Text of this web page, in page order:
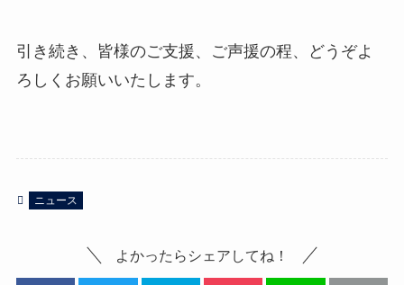
引き続き、皆様のご支援、ご声援の程、どうぞよ
ろしくお願いいたします。
ニュース
よかったらシェアしてね！